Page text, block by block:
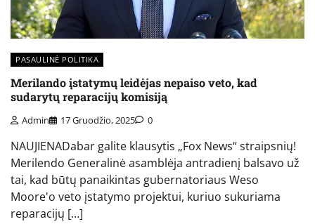
PASAULINĖ POLITIKA
Merilando įstatymų leidėjas nepaiso veto, kad
sudarytų reparacijų komisiją
Admin 17 Gruodžio, 2025 0
NAUJIENADabar galite klausytis „Fox News“ straipsnių!
Merilendo Generalinė asamblėja antradienį balsavo už
tai, kad būtų panaikintas gubernatoriaus Weso
Moore'o veto įstatymo projektui, kuriuo sukuriama
reparacijų […]